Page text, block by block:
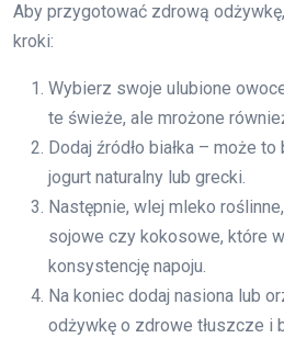
Aby przygotować zdrową
kroki:
Wybierz swoje ulubione
te świeże, ale mrożone
Dodaj źródło białka – może
jogurt naturalny lub grecki.
Następnie, wlej mleko
sojowe czy kokosowe, które
konsystencję napoju.
Na koniec dodaj nasiona lub
odżywkę o zdrowe tłuszcze i